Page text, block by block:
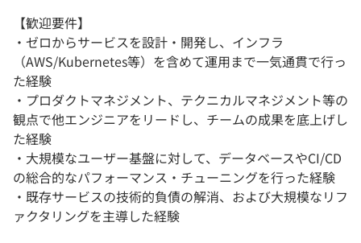
【歓迎要件】
・ゼロからサービスを設計・開発し、インフラ
（AWS/Kubernetes等）を含めて運用まで一気通貫で行っ
た経験
・プロダクトマネジメント、テクニカルマネジメント等の
観点で他エンジニアをリードし、チームの成果を底上げし
た経験
・大規模なユーザー基盤に対して、データベースやCI/CD
の総合的なパフォーマンス・チューニングを行った経験
・既存サービスの技術的負債の解消、および大規模なリフ
ァクタリングを主導した経験